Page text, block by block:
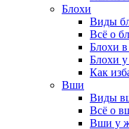
Блохи
Виды
Всё о
Блохи в
Блохи
Как
Вши
Виды
Всё о
Вши у